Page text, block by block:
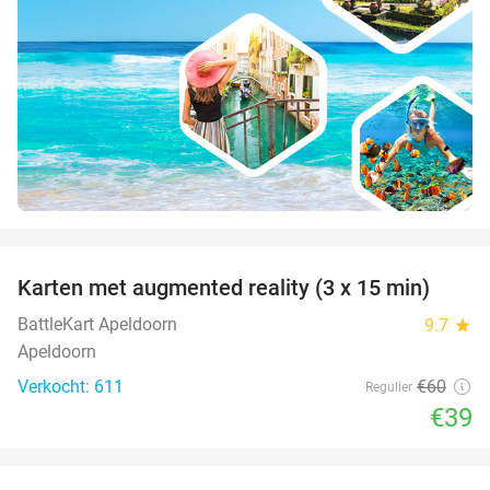
35%
Karten met augmented reality (3 x 15 min)
BattleKart Apeldoorn 9.7 star
Apeldoorn
Verkocht: 611
Regulier €60
€39